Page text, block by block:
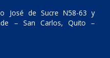
José de Sucre N58-63 y
– San Carlos, Quito –